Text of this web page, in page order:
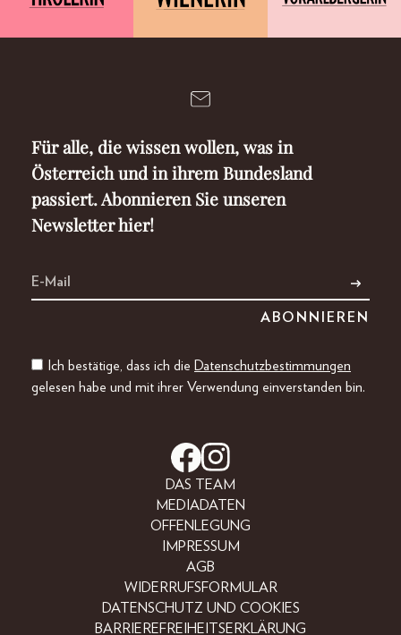
Für alle, die wissen wollen, was in
Österreich und in ihrem Bundesland
passiert. Abonnieren Sie unseren
Newsletter hier!
Ich bestätige, dass ich die Datenschutzbestimmungen
gelesen habe und mit ihrer Verwendung einverstanden bin.
DAS TEAM
MEDIADATEN
OFFENLEGUNG
IMPRESSUM
AGB
WIDERRUFSFORMULAR
DATENSCHUTZ UND COOKIES
BARRIEREFREIHEITSERKLÄRUNG